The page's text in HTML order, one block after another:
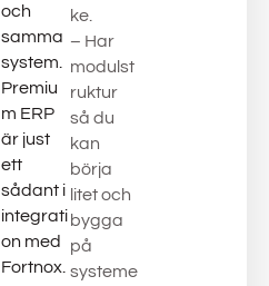
och
samma
system.
Premiu
m ERP
är just
ett
sådant i
integrati
on med
Fortnox.
ke.
– Har
modulst
ruktur
så du
kan
börja
litet och
bygga
på
systeme